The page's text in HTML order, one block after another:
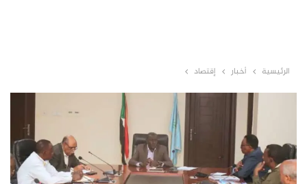
الرئيسية أخبار إقتصاد